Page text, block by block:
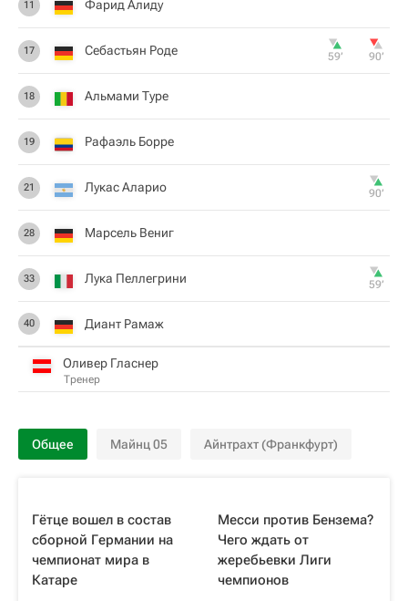
11 Фарид Алиду
17 Себастьян Роде 59‎’‎ 90‎’‎
18 Альмами Туре
19 Рафаэль Борре
21 Лукас Аларио 90‎’‎
28 Марсель Вениг
33 Лука Пеллегрини 59‎’‎
40 Диант Рамаж
Оливер Гласнер
Тренер
Общее Майнц 05 Айнтрахт (Франкфурт)
Гётце вошел в состав
сборной Германии на
чемпионат мира в
Катаре
Месси против Бензема?
Чего ждать от
жеребьевки Лиги
чемпионов